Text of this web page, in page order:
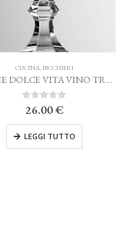
CUCINA,BICCHIERI
0 Su 5
26.00
LEGGI TUTTO